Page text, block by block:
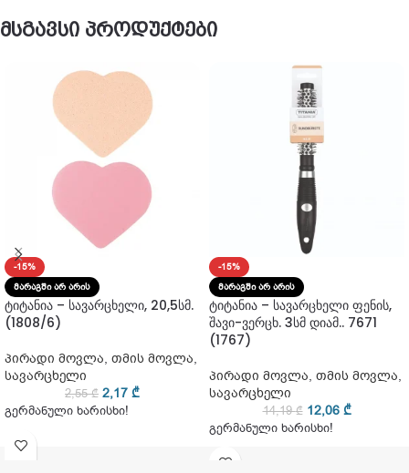
მსგავსი პროდუქტები
-15%
ᲛᲐᲠᲐᲒᲨᲘ ᲐᲠ ᲐᲠᲘᲡ
ტიტანია – სავარცხელი, 20,5სმ.
(1808/6)
პირადი მოვლა, თმის მოვლა,
სავარცხელი
2,55₾ 2,17 ₾
გერმანული ხარისხი!
-15%
ᲛᲐᲠᲐᲒᲨᲘ ᲐᲠ ᲐᲠᲘᲡ
ტიტანია – სავარცხელი ფენის,
შავი-ვერცხ. 3სმ დიამ.. 7671
(1767)
პირადი მოვლა, თმის მოვლა,
სავარცხელი
14,19₾ 12,06 ₾
გერმანული ხარისხი!